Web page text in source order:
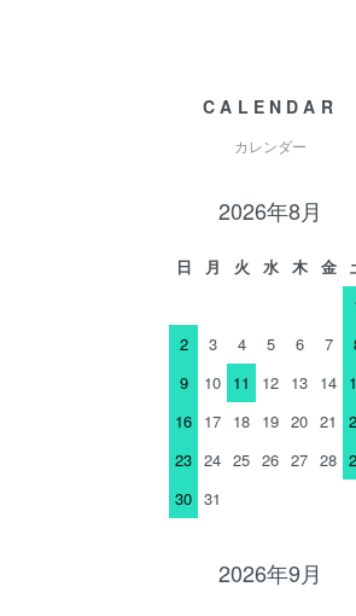
CALENDAR
カレンダー
2026年8月
日 月 火 水 木 金
2
3 4 5 6 7
9
10 11 12 13 14
16 17 18 19 20 21
23 24 25 26 27 28
30 31
2026年9月